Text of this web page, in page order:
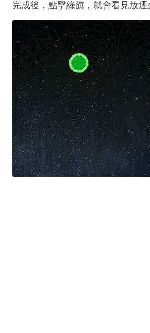
完成後，點擊綠旗，就會看見放煙